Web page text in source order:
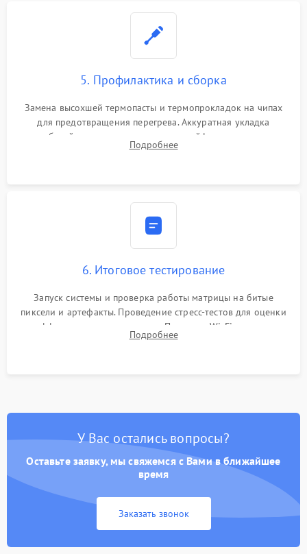
5. Профилактика и сборка
Замена высохшей термопасты и термопрокладок на чипах
для предотвращения перегрева. Аккуратная укладка
кабелей, подключение хрупких шлейфов матрицы и
надежная фиксация всех элементов внутри корпуса
Подробнее
6. Итоговое тестирование
Запуск системы и проверка работы матрицы на битые
пиксели и артефакты. Проведение стресс-тестов для оценки
эффективности охлаждения. Проверка Wi-Fi, камеры,
микрофона и всех портов перед выдачей устройства.
Подробнее
У Вас остались вопросы?
Оставьте заявку, мы свяжемся с Вами в ближайшее
время
Заказать звонок